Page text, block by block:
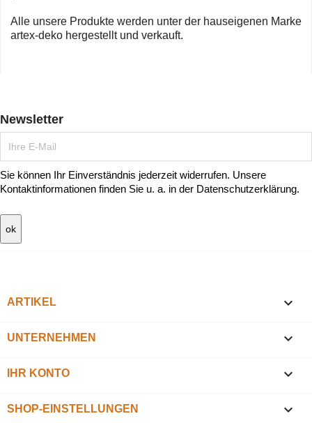
Alle unsere Produkte werden unter der hauseigenen Marke
artex-deko hergestellt und verkauft.
Newsletter
Sie können Ihr Einverständnis jederzeit widerrufen. Unsere
Kontaktinformationen finden Sie u. a. in der Datenschutzerklärung.
ARTIKEL 
UNTERNEHMEN 
IHR KONTO 
SHOP-EINSTELLUNGEN keyboard_arrow_down